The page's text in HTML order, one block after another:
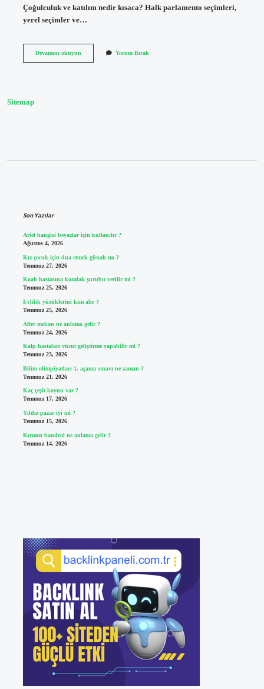
Çoğulculuk ve katılım nedir kısaca? Halk parlamento seçimleri,
yerel seçimler ve…
Devamını okuyun6
Yorum Bırak
Sitemap
Son Yazılar
Ariel hangisi beyazlar için kullanılır ?
Ağustos 4, 2026
Kız çocuk için dua etmek günah mı ?
Temmuz 27, 2026
Koah hastasına kozalak şurubu verilir mi ?
Temmuz 25, 2026
Evlilik yüzüklerini kim alır ?
Temmuz 25, 2026
After mekan ne anlama gelir ?
Temmuz 24, 2026
Kalp hastaları vücut geliştirme yapabilir mi ?
Temmuz 23, 2026
Bilim olimpiyatları 1. aşama sınavı ne zaman ?
Temmuz 21, 2026
Kaç çeşit koyun var ?
Temmuz 17, 2026
Yıldız pazar iyi mi ?
Temmuz 15, 2026
Kırmızı bandrol ne anlama gelir ?
Temmuz 14, 2026